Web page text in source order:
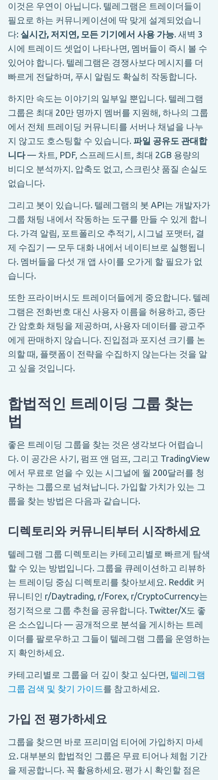
이것은 우연이 아닙니다. 텔레그램은 트레이더들이
필요로 하는 커뮤니케이션에 딱 맞게 설계되었습니
다: 실시간, 저지연, 모든 기기에서 사용 가능. 새벽 3
시에 트레이드 셋업이 나타나면, 멤버들이 즉시 볼 수
있어야 합니다. 텔레그램은 경쟁사보다 메시지를 더
빠르게 전달하며, 푸시 알림도 확실히 작동합니다.
하지만 속도는 이야기의 일부일 뿐입니다. 텔레그램
그룹은 최대 20만 명까지 멤버를 지원해, 하나의 그룹
에서 전체 트레이딩 커뮤니티를 서버나 채널을 나누
지 않고도 호스팅할 수 있습니다. 파일 공유도 관대합
니다— 차트, PDF, 스프레드시트, 최대 2GB 용량의
비디오 분석까지. 압축도 없고, 스크린샷 품질 손실도
없습니다.
그리고 봇이 있습니다. 텔레그램의 봇 API는 개발자가
그룹 채팅 내에서 작동하는 도구를 만들 수 있게 합니
다. 가격 알림, 포트폴리오 추적기, 시그널 포맷터, 결
제 수집기 — 모두 대화 내에서 네이티브로 실행됩니
다. 멤버들을 다섯 개 앱 사이를 오가게 할 필요가 없
습니다.
또한 프라이버시도 트레이더들에게 중요합니다. 텔레
그램은 전화번호 대신 사용자 이름을 허용하고, 종단
간 암호화 채팅을 제공하며, 사용자 데이터를 광고주
에게 판매하지 않습니다. 진입점과 포지션 크기를 논
의할 때, 플랫폼이 전략을 수집하지 않는다는 것을 알
고 싶을 것입니다.
합법적인 트레이딩 그룹 찾는
법
좋은 트레이딩 그룹을 찾는 것은 생각보다 어렵습니
다. 이 공간은 사기, 펌프 앤 덤프, 그리고 TradingView
에서 무료로 얻을 수 있는 시그널에 월 200달러를 청
구하는 그룹으로 넘쳐납니다. 가입할 가치가 있는 그
룹을 찾는 방법은 다음과 같습니다.
디렉토리와 커뮤니티부터 시작하세요
텔레그램 그룹 디렉토리는 카테고리별로 빠르게 탐색
할 수 있는 방법입니다. 그룹을 큐레이션하고 리뷰하
는 트레이딩 중심 디렉토리를 찾아보세요. Reddit 커
뮤니티인 r/Daytrading, r/Forex, r/CryptoCurrency는
정기적으로 그룹 추천을 공유합니다. Twitter/X도 좋
은 소스입니다 — 공개적으로 분석을 게시하는 트레
이더를 팔로우하고 그들이 텔레그램 그룹을 운영하는
지 확인하세요.
카테고리별로 그룹을 더 깊이 찾고 싶다면, 텔레그램
그룹 검색 및 찾기 가이드 를 참고하세요.
가입 전 평가하세요
그룹을 찾으면 바로 프리미엄 티어에 가입하지 마세
요. 대부분의 합법적인 그룹은 무료 티어나 체험 기간
을 제공합니다. 꼭 활용하세요. 평가 시 확인할 점은